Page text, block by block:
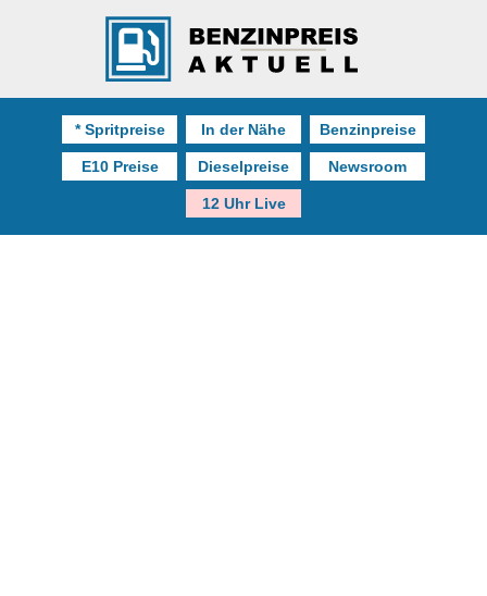
* Spritpreise In der Nähe Benzinpreise
E10 Preise Dieselpreise Newsroom
12 Uhr Live